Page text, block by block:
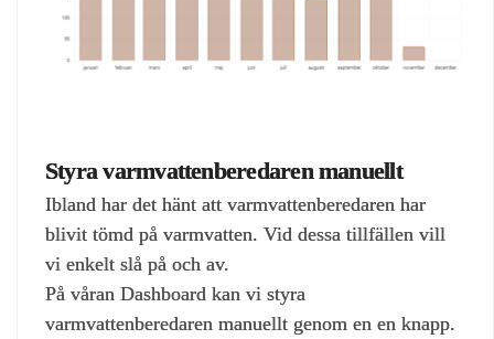
Styra varmvattenberedaren manuellt
Ibland har det hänt att varmvattenberedaren har
blivit tömd på varmvatten. Vid dessa tillfällen vill
vi enkelt slå på och av.
På våran Dashboard kan vi styra
varmvattenberedaren manuellt genom en en knapp.